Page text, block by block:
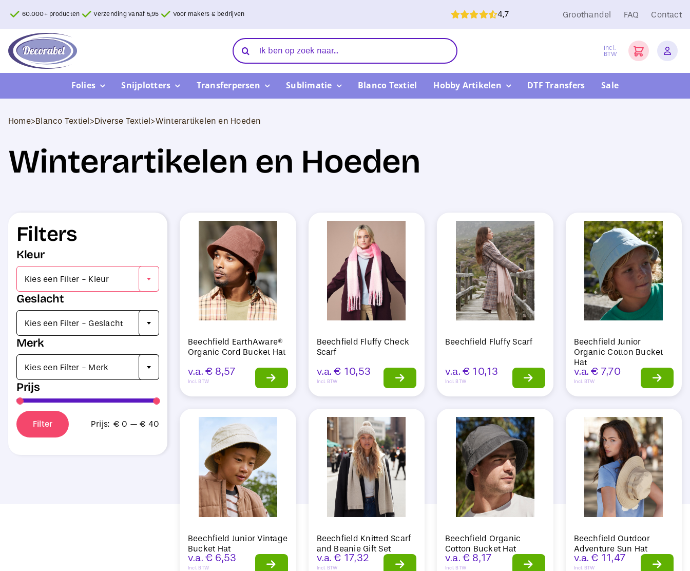
inhoud
60.000+ producten Verzending vanaf 5,95 Voor makers & bedrijven 4,7 Groothandel FAQ Contact
Zoeken
naar:
Incl.
BTW
Folies Snijplotters Transferpersen Sublimatie Blanco Textiel Hobby Artikelen DTF Transfers Sale
Home>Blanco Textiel>Diverse Textiel>Winterartikelen en Hoeden
Winterartikelen en Hoeden
Filters
Kleur

Kies een Filter - Kleur
Geslacht

Kies een Filter - Geslacht
Merk

Kies een Filter - Merk
Prijs
Min.
Max.
Filter Prijs: € 0 —€ 40
Beechfield EarthAware®
Organic Cord Bucket Hat
v.a. € 8,57
Incl. BTW
Beechfield Fluffy Check
Scarf
v.a. € 10,53
Incl. BTW
Beechfield Fluffy Scarf
v.a. € 10,13
Incl. BTW
Beechfield Junior
Organic Cotton Bucket
Hat
v.a. € 7,70
Incl. BTW
Beechfield Junior Vintage
Bucket Hat
v.a. € 6,53
Incl. BTW
Beechfield Knitted Scarf
and Beanie Gift Set
v.a. € 17,32
Incl. BTW
Beechfield Organic
Cotton Bucket Hat
v.a. € 8,17
Incl. BTW
Beechfield Outdoor
Adventure Sun Hat
v.a. € 11,47
Incl. BTW